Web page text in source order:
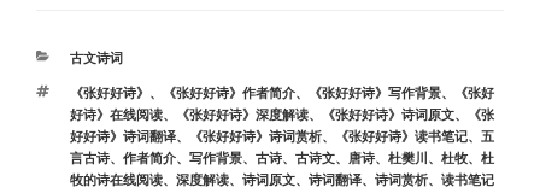
分
古文诗词
标
签
《张好好诗》 、 《张好好诗》作者简介、 《张好好诗》写作背景、
《张好
好诗》在线阅读、 《张好好诗》深度解读、 《张好好诗》诗词原文、
《张
好好诗》诗词翻译、 《张好好诗》诗词赏析、 《张好好诗》读书笔记、 五
言古诗、 作者简介、 写作背景、 古诗、 古诗文、 唐诗、 杜樊川、 杜牧、 杜
牧的诗在线阅读、 深度解读、 诗词原文、 诗词翻译、 诗词赏析、 读书笔记